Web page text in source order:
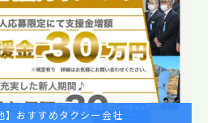
】おすすめタクシー会社